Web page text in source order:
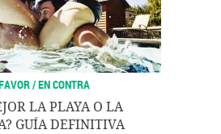
/ EN CONTRA
LA PLAYA O LA
GUÍA DEFINITIVA